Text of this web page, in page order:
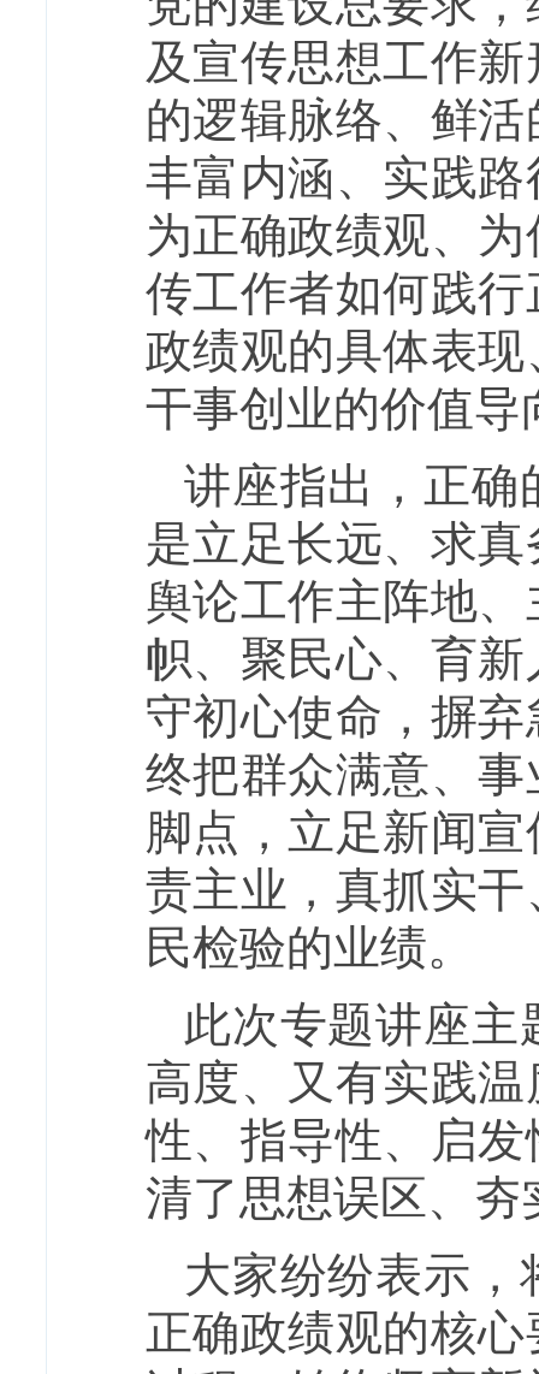
及宣传思想工作
的逻辑脉络、鲜
丰富内涵、实践
为正确政绩观、
传工作者如何践
政绩观的具体表
干事创业的价值导
讲座指出，正确
是立足长远、求
舆论工作主阵地
帜、聚民心、育
守初心使命，摒
终把群众满意、
脚点，立足新闻
责主业，真抓实
民检验的业绩。
此次专题讲座
高度、又有实践
性、指导性、启
清了思想误区、
大家纷纷表示，
正确政绩观的核